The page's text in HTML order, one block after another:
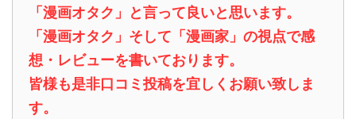
「漫画オタク」と言って良いと思います。
「漫画オタク」そして「漫画家」の視点で感
想・レビューを書いております。
皆様も是非口コミ投稿を宜しくお願い致しま
す。